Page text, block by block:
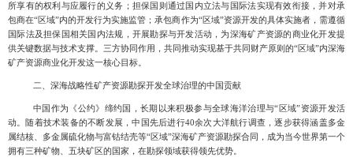
所享有的权利与应履行的义务；担保国则通过国内立法与国际法实现有效衔接，并对承
包商在“区域”内的开发行为实施监管；承包商作为“区域”资源开发的具体实施者，需遵循
国际法及担保国相关国内法规，开展勘探与开发活动，为深海矿产资源的商业化开发提
供关键数据与技术支撑。三方协同作用，共同推动实现基于共同财产原则的“区域”内深海
矿产资源商业化开发这一核心目标。
二、深海战略性矿产资源勘探开发全球治理的中国贡献
中国作为《公约》缔约国，长期以来积极参与全球海洋治理与“区域”资源开发活
动。随着技术装备的不断发展，中国先后进行40余次大洋航行调查，逐步获得涵盖多金
属结核、多金属硫化物与富钴结壳等“区域”深海矿产资源勘探合同，成为当今世界第一个
拥有三种矿物、五块矿区的国家，在勘探领域获得领先优势。